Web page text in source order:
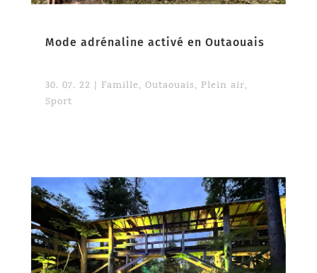
Mode adrénaline activé en Outaouais
30. 07. 22 | Famille, Outaouais, Plein air,
Sport